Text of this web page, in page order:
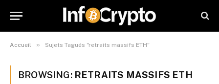
Accueil » Sujets Tagués "retraits massifs ETH"
BROWSING: RETRAITS MASSIFS ETH